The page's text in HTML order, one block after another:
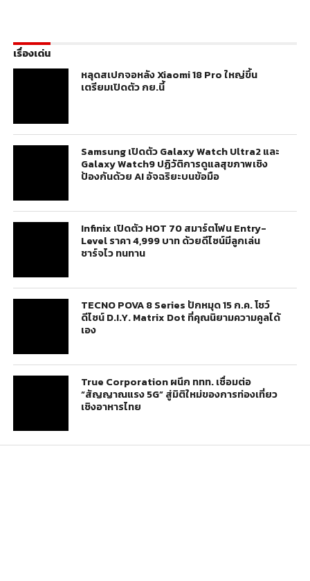
เรื่องเด่น
หลุดสเปกจอหลัง Xiaomi 18 Pro ใหญ่ขึ้น
เตรียมเปิดตัว กย.นี้
Samsung เปิดตัว Galaxy Watch Ultra2 และ
Galaxy Watch9 ปฏิวัติการดูแลสุขภาพเชิง
ป้องกันด้วย AI อัจฉริยะบนข้อมือ
Infinix เปิดตัว HOT 70 สมาร์ตโฟน Entry-
Level ราคา 4,999 บาท ด้วยดีไซน์มีลูกเล่น
ชาร์จไว ทนทาน
TECNO POVA 8 Series ปักหมุด 15 ก.ค. โชว์
ดีไซน์ D.I.Y. Matrix Dot ที่คุณนิยามความคูลได้
เอง
True Corporation ผนึก ททท. เชื่อมต่อ
“สัญญาณแรง 5G” สู่มิติใหม่ของการท่องเที่ยว
เชิงอาหารไทย